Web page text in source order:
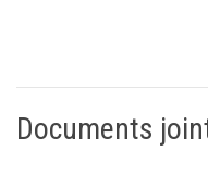
Documents